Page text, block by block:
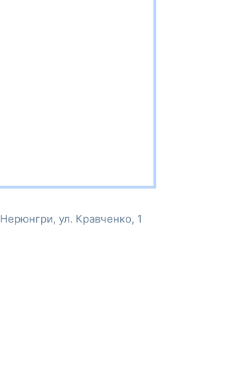
Нерюнгри, ул. Кравченко, 1